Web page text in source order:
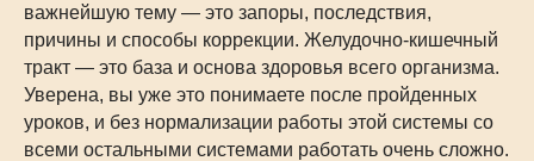
важнейшую тему — это запоры, последствия,
причины и способы коррекции. Желудочно-кишечный
тракт — это база и основа здоровья всего организма.
Уверена, вы уже это понимаете после пройденных
уроков, и без нормализации работы этой системы со
всеми остальными системами работать очень сложно.